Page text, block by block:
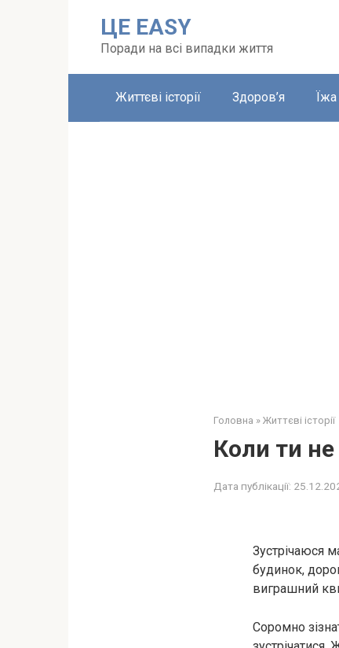
ЦЕ EASY
Поради на всі випадки життя
Життєві історії Здоров’я Їжа
Головна » Життєві історії
Коли ти не
Дата публікації:
Зустрічаюся
будинок,
виграшний
Соромно